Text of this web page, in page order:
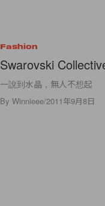
Fashion
Swarovski
一說到水晶，無人不想起
By Winnieee/2011年9月8日